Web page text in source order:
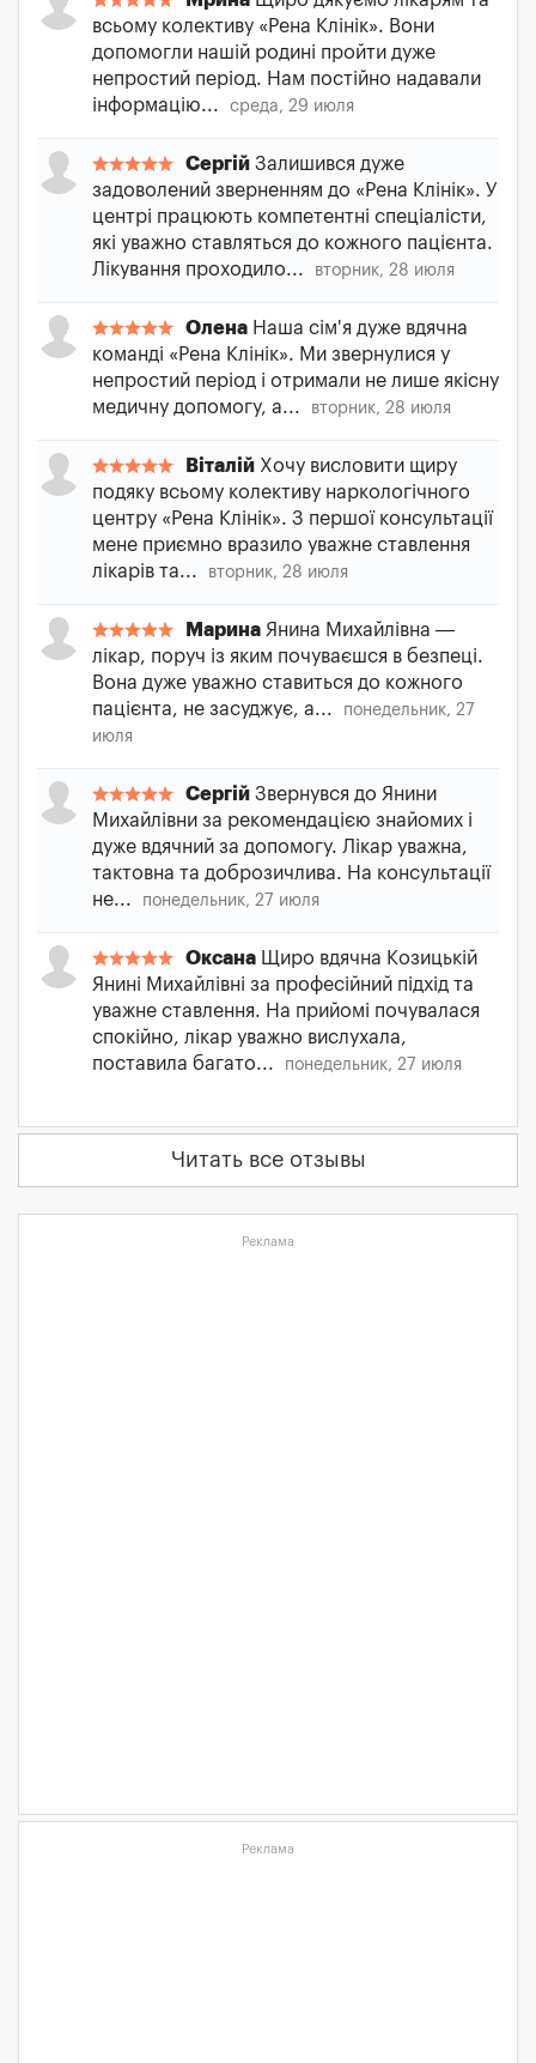
всьому колективу «Рена Клінік». Вони
допомогли нашій родині пройти дуже
непростий період. Нам постійно надавали
інформацію...
среда, 29 июля
Сергій Залишився дуже
задоволений зверненням до «Рена Клінік». У
центрі працюють компетентні спеціалісти,
які уважно ставляться до кожного пацієнта.
Лікування проходило...
вторник, 28 июля
Олена Наша сім'я дуже вдячна
команді «Рена Клінік». Ми звернулися у
непростий період і отримали не лише якісну
медичну допомогу, а...
вторник, 28 июля
Віталій Хочу висловити щиру
подяку всьому колективу наркологічного
центру «Рена Клінік». З першої консультації
мене приємно вразило уважне ставлення
лікарів та...
вторник, 28 июля
Марина Янина Михайлівна —
лікар, поруч із яким почуваєшся в безпеці.
Вона дуже уважно ставиться до кожного
пацієнта, не засуджує, а...
понедельник, 27
июля
Сергій Звернувся до Янини
Михайлівни за рекомендацією знайомих і
дуже вдячний за допомогу. Лікар уважна,
тактовна та доброзичлива. На консультації
не...
понедельник, 27 июля
Оксана Щиро вдячна Козицькій
Янині Михайлівні за професійний підхід та
уважне ставлення. На прийомі почувалася
спокійно, лікар уважно вислухала,
поставила багато...
понедельник, 27 июля
Читать все отзывы
Реклама
Реклама